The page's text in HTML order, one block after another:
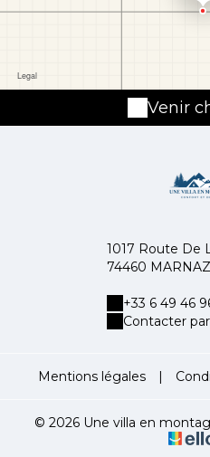
Venir
1017 Route De
74460
+33 6 49 46
Contacter
Mentions légales |
© 2026 Une villa en